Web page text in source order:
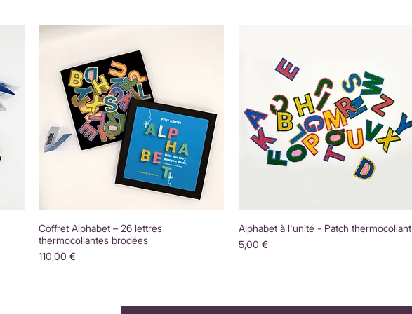
Coffret Alphabet – 26 lettres
thermocollantes brodées
Prix
110,00 €
Alphabet à l'unité - Patch thermocollant
Prix
5,00 €